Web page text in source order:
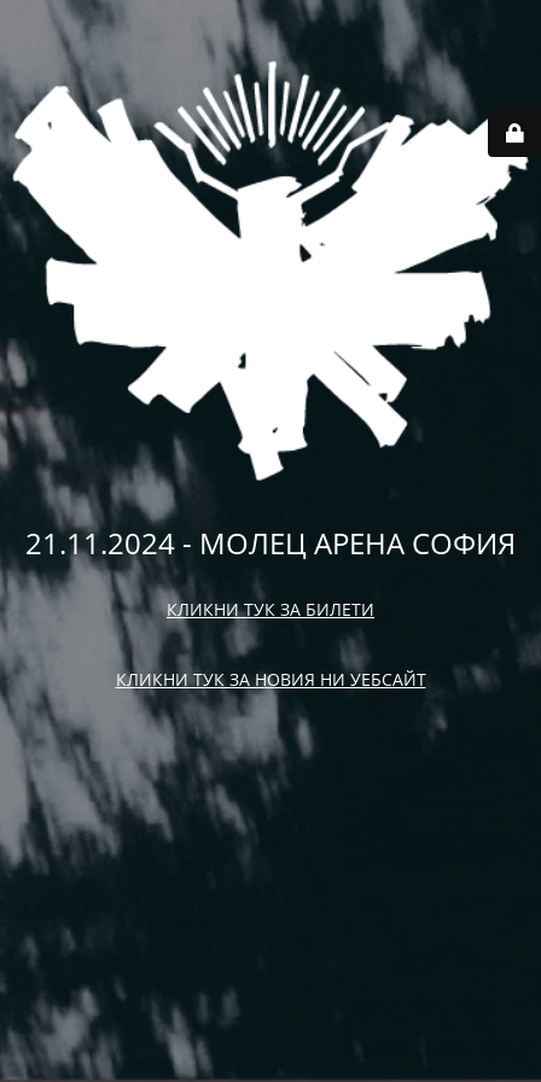
21.11.2024 - МОЛЕЦ АРЕНА СОФИЯ
КЛИКНИ ТУК ЗА БИЛЕТИ
КЛИКНИ ТУК ЗА НОВИЯ НИ УЕБСАЙТ